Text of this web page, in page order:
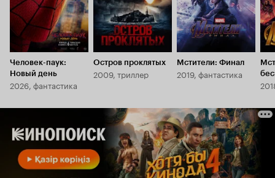
Человек-паук:
Новый день
2026, фантастика
Остров проклятых
2009, триллер
Мстители: Финал
2019, фантастика